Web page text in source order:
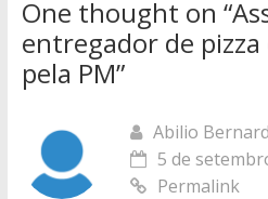
One thought on “
entregador de pizza
pela PM”
Abilio
5 de
Permalink